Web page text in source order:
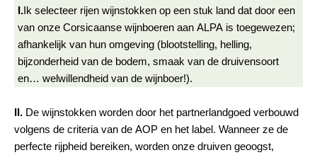
I.Ik selecteer rijen wijnstokken op een stuk land dat door een
van onze Corsicaanse wijnboeren aan ALPA is toegewezen;
afhankelijk van hun omgeving (blootstelling, helling,
bijzonderheid van de bodem, smaak van de druivensoort
en… welwillendheid van de wijnboer!).
II. De wijnstokken worden door het partnerlandgoed verbouwd
volgens de criteria van de AOP en het label. Wanneer ze de
perfecte rijpheid bereiken, worden onze druiven geoogst,